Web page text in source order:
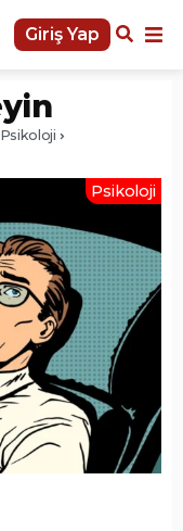
Giriş Yap
Psikoloji
Psikoloji